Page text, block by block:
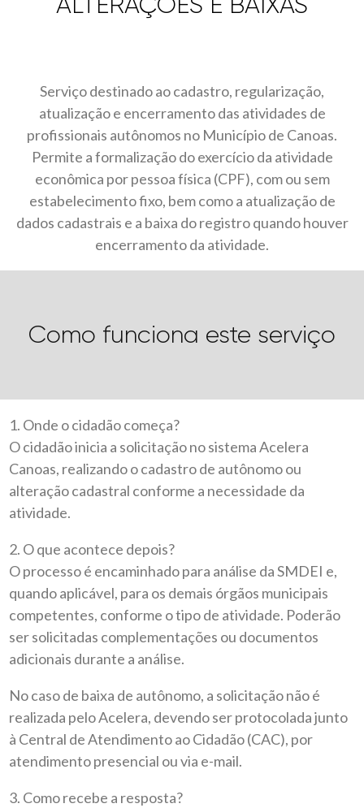
Serviço destinado ao cadastro, regularização,
atualização e encerramento das atividades de
profissionais autônomos no Município de Canoas.
Permite a formalização do exercício da atividade
econômica por pessoa física (CPF), com ou sem
estabelecimento fixo, bem como a atualização de
dados cadastrais e a baixa do registro quando houver
encerramento da atividade.
Como funciona este serviço
1. Onde o cidadão começa?
O cidadão inicia a solicitação no sistema Acelera
Canoas, realizando o cadastro de autônomo ou
alteração cadastral conforme a necessidade da
atividade.
2. O que acontece depois?
O processo é encaminhado para análise da SMDEI e,
quando aplicável, para os demais órgãos municipais
competentes, conforme o tipo de atividade. Poderão
ser solicitadas complementações ou documentos
adicionais durante a análise.
No caso de baixa de autônomo, a solicitação não é
realizada pelo Acelera, devendo ser protocolada junto
à Central de Atendimento ao Cidadão (CAC), por
atendimento presencial ou via e-mail.
3. Como recebe a resposta?